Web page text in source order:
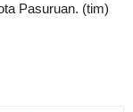
Pasuruan. (tim)